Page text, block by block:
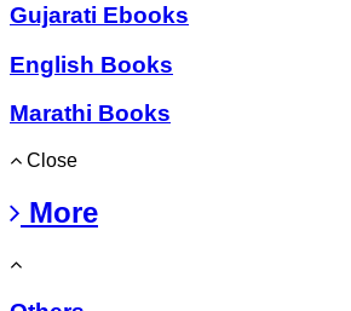
Gujarati Ebooks
English Books
Marathi Books
Close
More